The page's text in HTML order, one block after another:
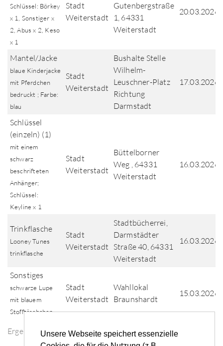
Unsere Webseite speichert essenzielle
Ergebnisse der Fundsuche
Schlüssel: Börkey
x 1, Sonstiger x
2, Abus x 2, Keso
x 1
Stadt
Weiterstadt
Gutenbergstraße
1, 64331
Weiterstadt
20.03.2026
Mantel/Jacke
blaue Kinderjacke
mit Pferdchen
bedruckt ; Farbe:
blau
Stadt
Weiterstadt
Bushalte Stelle
Wilhelm-
Leuschner-Platz
Richtung
Darmstadt
17.03.2026
Schlüssel
(einzeln) (1)
mit einem
schwarz
beschrifteten
Anhänger;
Schlüssel:
Keyline x 1
Stadt
Weiterstadt
Büttelborner
Weg , 64331
Weiterstadt
16.03.2026
Trinkflasche
Looney Tunes
trinkflasche
Stadt
Weiterstadt
Stadtbücherrei,
Darmstädter
Straße 40, 64331
Weiterstadt
16.03.2026
Sonstiges
schwarze Lupe
mit blauem
Stofftäschchen
Stadt
Weiterstadt
Wahllokal
Braunshardt
15.03.2026